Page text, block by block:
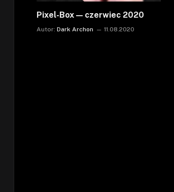
Pixel-Box — czerwiec 2020
Autor: Dark Archon 11.08.2020